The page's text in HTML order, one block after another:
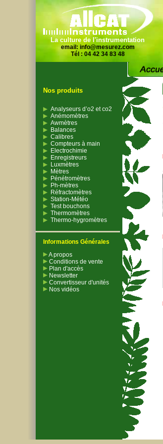
La culture de l'instrumentation
email: info@mesurez.com
Tél : 04 42 34 83 48
Nos produits
Analyseurs d’o2 et co2
Anémomètres
Awmètres
Balances
Calibres
Compteurs à main
Electrochimie
Enregistreurs
Luxmètres
Mètres
Pénétromètres
Ph-mètres
Réfractomètres
Station-Météo
Test bouchons
Thermomètres
Thermo-hygromètres
Informations Générales
A propos
Conditions de vente
Plan d'accès
Newsletter
Convertisseur d'unités
Nos vidéos